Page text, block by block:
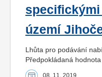
území
Lhůta pro podávání
Předpokládaná
08. 11. 2019